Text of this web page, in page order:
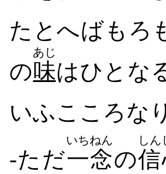
たとへば​もろ
の味
あじ
はひ​と​な
いふ​こころ​な
-ただ一念
いちねん
の
しん